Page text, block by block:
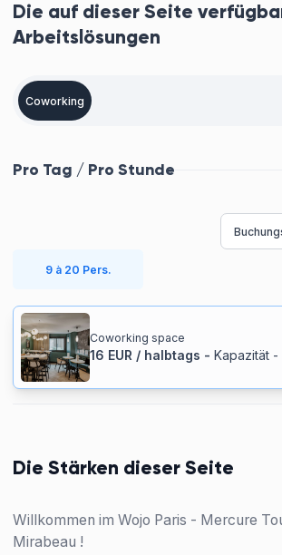
Die auf dieser Seite
Arbeitslösungen
Coworking
Pro Tag / Pro Stunde
9 à 20 Pers.
Coworking space
16 EUR / halbtags - Kapazität-
Die Stärken dieser Seite
Willkommen im Wojo Paris - Mercure
Mirabeau !